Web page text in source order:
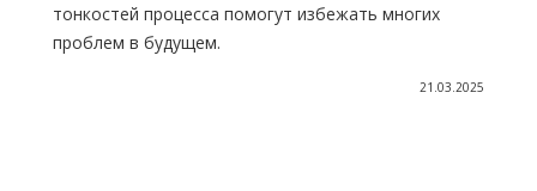
тонкостей процесса помогут избежать многих
проблем в будущем.
21.03.2025